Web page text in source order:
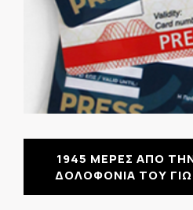
1945 ΜΕΡΕΣ ΑΠΟ
ΔΟΛΟΦΟΝΙΑ ΤΟΥ